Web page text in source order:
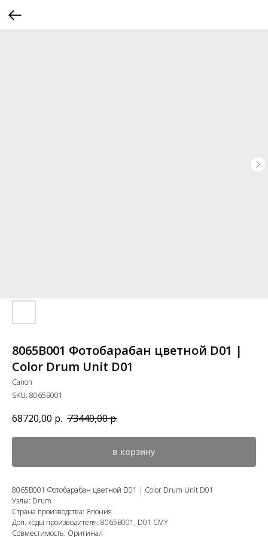
8065B001 Фотобарабан цветной D01 |
Color Drum Unit D01
Canon
SKU: 8065B001
68720,00 р. 73440,00р.
в корзину
8065B001 Фотобарабан цветной D01 | Color Drum Unit D01
Узлы: Drum
Страна производства: Япония
Доп. коды производителя: 8065B001, D01 CMY
Совместимость: Оригинал